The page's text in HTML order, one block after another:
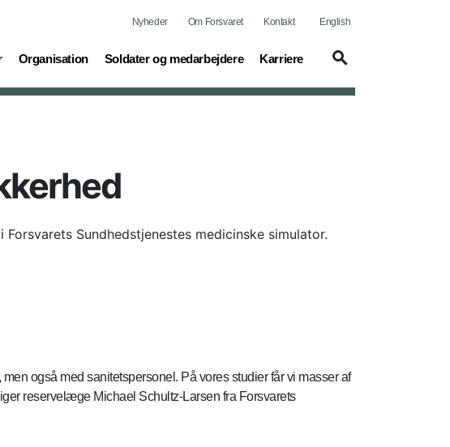
Nyheder Om Forsvaret Kontakt English
Organisation
(current) Soldater og medarbejdere
(current) Karriere
(current)
Sundhedstjenestes medicinske simulator.
også med sanitetspersonel. På vores studier får vi masser af
reservelæge Michael Schultz-Larsen fra Forsvarets